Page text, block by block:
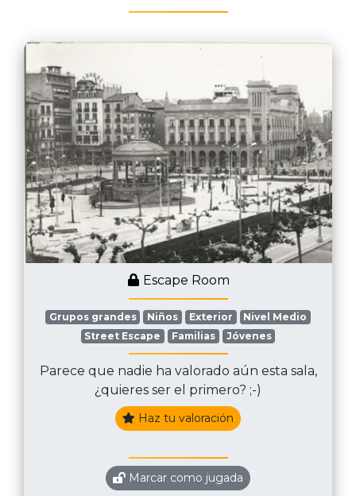
Escape Room
Grupos grandes Niños Exterior
Nivel Medio
Street Escape
Familias Jóvenes
Parece que nadie ha valorado aún esta sala,
¿quieres ser el primero? ;-)
Haz tu valoración
Marcar como jugada